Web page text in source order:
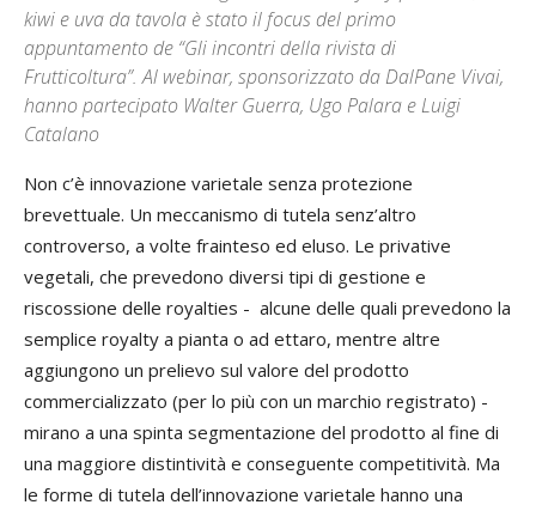
kiwi e uva da tavola è stato il focus del primo
appuntamento de “Gli incontri della rivista di
Frutticoltura”. Al webinar, sponsorizzato da DalPane Vivai,
hanno partecipato Walter Guerra, Ugo Palara e Luigi
Catalano
Non c’è innovazione varietale senza protezione
brevettuale. Un meccanismo di tutela senz’altro
controverso, a volte frainteso ed eluso. Le privative
vegetali, che prevedono diversi tipi di gestione e
riscossione delle royalties - alcune delle quali prevedono la
semplice royalty a pianta o ad ettaro, mentre altre
aggiungono un prelievo sul valore del prodotto
commercializzato (per lo più con un marchio registrato) -
mirano a una spinta segmentazione del prodotto al fine di
una maggiore distintività e conseguente competitività. Ma
le forme di tutela dell’innovazione varietale hanno una